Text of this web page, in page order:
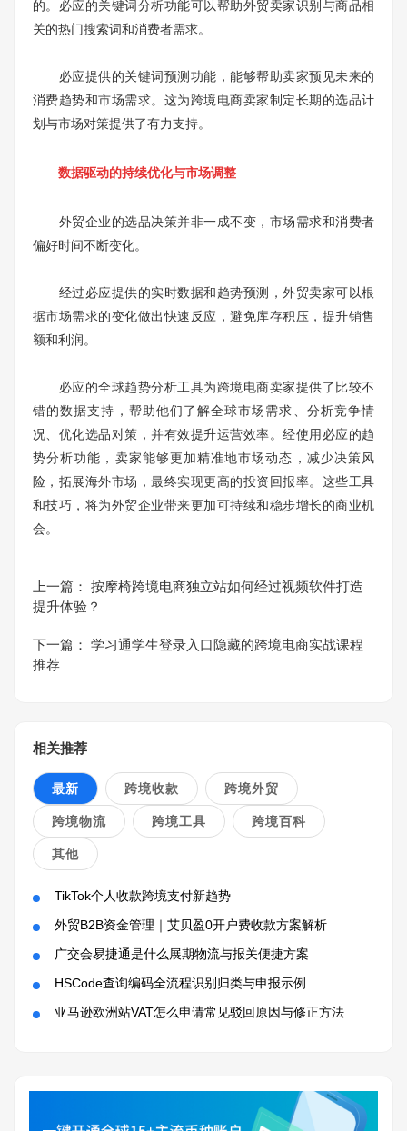
的。必应的关键词分析功能可以帮助外贸卖家识别与商品相
关的热门搜索词和消费者需求。
必应提供的关键词预测功能，能够帮助卖家预见未来的
消费趋势和市场需求。这为跨境电商卖家制定长期的选品计
划与市场对策提供了有力支持。
数据驱动的持续优化与市场调整
外贸企业的选品决策并非一成不变，市场需求和消费者
偏好时间不断变化。
经过必应提供的实时数据和趋势预测，外贸卖家可以根
据市场需求的变化做出快速反应，避免库存积压，提升销售
额和利润。
必应的全球趋势分析工具为跨境电商卖家提供了比较不
错的数据支持，帮助他们了解全球市场需求、分析竞争情
况、优化选品对策，并有效提升运营效率。经使用必应的趋
势分析功能，卖家能够更加精准地市场动态，减少决策风
险，拓展海外市场，最终实现更高的投资回报率。这些工具
和技巧，将为外贸企业带来更加可持续和稳步增长的商业机
会。
上一篇： 按摩椅跨境电商独立站如何经过视频软件打造
提升体验？
下一篇： 学习通学生登录入口隐藏的跨境电商实战课程
推荐
相关推荐
最新 跨境收款 跨境外贸
跨境物流 跨境工具 跨境百科
其他
TikTok个人收款跨境支付新趋势
外贸B2B资金管理｜艾贝盈0开户费收款方案解析
广交会易捷通是什么展期物流与报关便捷方案
HSCode查询编码全流程识别归类与申报示例
亚马逊欧洲站VAT怎么申请常见驳回原因与修正方法